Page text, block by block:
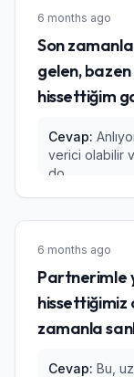
6 months ago
Son
gelen,
hissettiğim
Cevap:
verici olabilir
do...
6 months ago
Partnerimle
hissettiğimiz
zamanla
Cevap: Bu,